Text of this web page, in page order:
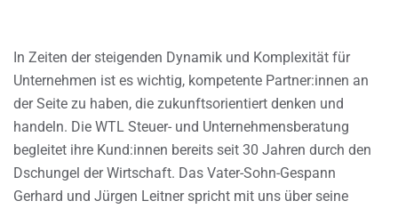
In Zeiten der steigenden Dynamik und Komplexität für
Unternehmen ist es wichtig, kompetente Partner:innen an
der Seite zu haben, die zukunftsorientiert denken und
handeln. Die WTL Steuer- und Unternehmensberatung
begleitet ihre Kund:innen bereits seit 30 Jahren durch den
Dschungel der Wirtschaft. Das Vater-Sohn-Gespann
Gerhard und Jürgen Leitner spricht mit uns über seine